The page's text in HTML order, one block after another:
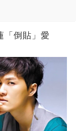
「倒貼」愛